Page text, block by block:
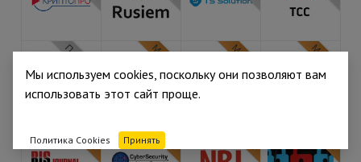
Партнёр Медиа Медиа Медиа
Медиа Медиа
Мы используем cookies, поскольку они позволяют вам
использовать этот сайт проще.
Политика Cookies Принять